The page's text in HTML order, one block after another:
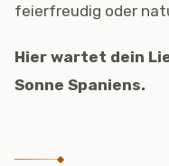
feierfreudig oder
Hier wartet dein
Sonne Spaniens.